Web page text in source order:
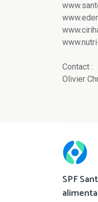
Contact :
Olivier
SPF